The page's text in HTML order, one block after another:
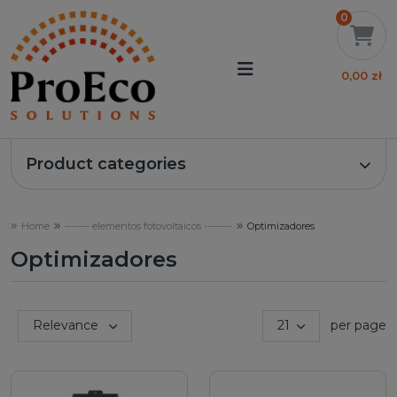
0
0,00 zł
Product categories
Home ------- elementos fotovoltaicos -------- Optimizadores
Optimizadores
Sort by:Relevance 21 per page